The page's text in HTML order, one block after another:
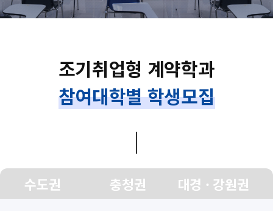
조기취업형 계약학과
참여대학별 학생모집
수도권 충청권 대경 · 강원권